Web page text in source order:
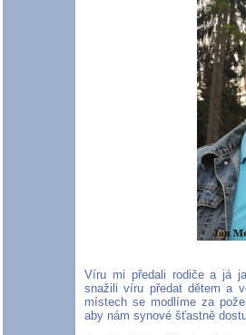
Víru mi předali rodiče a já
snažili víru předat dětem a
místech se modlíme za
aby nám synové šťastně